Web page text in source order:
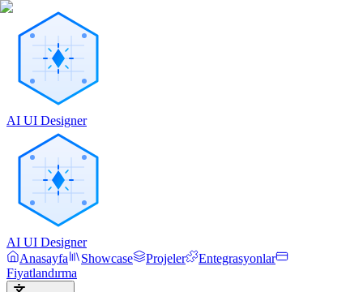
AI UI Designer
AI UI Designer
Anasayfa
Showcase Projeler
Entegrasyonlar
Fiyatlandırma